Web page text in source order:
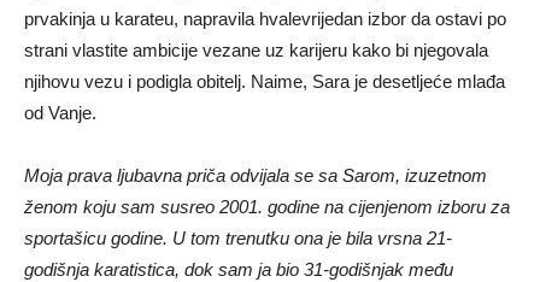
prvakinja u karateu, napravila hvalevrijedan izbor da ostavi po
strani vlastite ambicije vezane uz karijeru kako bi njegovala
njihovu vezu i podigla obitelj. Naime, Sara je desetljeće mlađa
od Vanje.
Moja prava ljubavna priča odvijala se sa Sarom, izuzetnom
ženom koju sam susreo 2001. godine na cijenjenom izboru za
sportašicu godine. U tom trenutku ona je bila vrsna 21-
godišnja karatistica, dok sam ja bio 31-godišnjak među